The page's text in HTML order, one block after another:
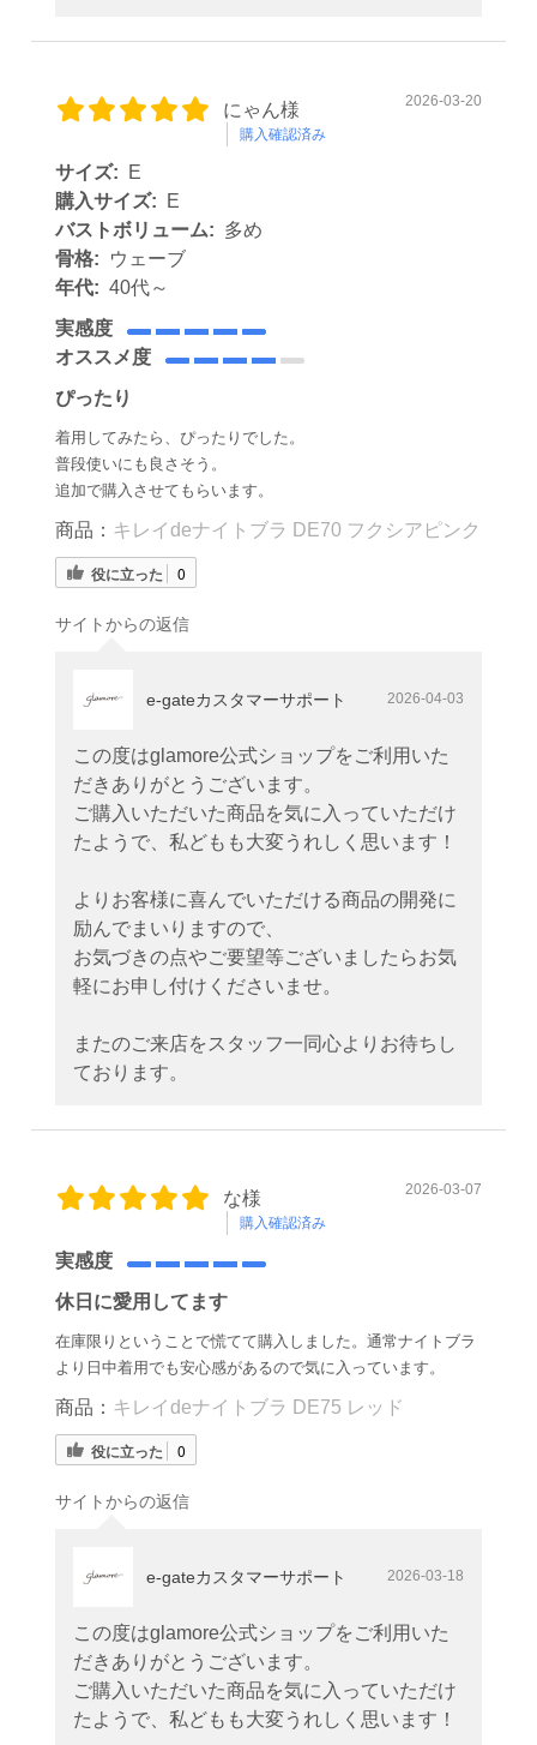
にゃん様
購入確認済み
2026-03-20
サイズ:
E
購入サイズ:
E
バストボリューム: 多め
骨格:
ウェーブ
年代: 40代～
実感度
オススメ度
ぴったり
着用してみたら、ぴったりでした。
普段使いにも良さそう。
追加で購入させてもらいます。
商品： キレイdeナイトブラ DE70 フクシアピンク
役に立った 0
サイトからの返信
e-gateカスタマーサポート 2026-04-03
この度はglamore公式ショップをご利用いた
だきありがとうございます。
ご購入いただいた商品を気に入っていただけ
たようで、私どもも大変うれしく思います！
よりお客様に喜んでいただける商品の開発に
励んでまいりますので、
お気づきの点やご要望等ございましたらお気
軽にお申し付けくださいませ。
またのご来店をスタッフ一同心よりお待ちし
ております。
な様
購入確認済み
2026-03-07
実感度
休日に愛用してます
在庫限りということで慌てて購入しました。通常ナイトブラ
より日中着用でも安心感があるので気に入っています。
商品： キレイdeナイトブラ DE75 レッド
役に立った 0
サイトからの返信
e-gateカスタマーサポート 2026-03-18
この度はglamore公式ショップをご利用いた
だきありがとうございます。
ご購入いただいた商品を気に入っていただけ
たようで、私どもも大変うれしく思います！